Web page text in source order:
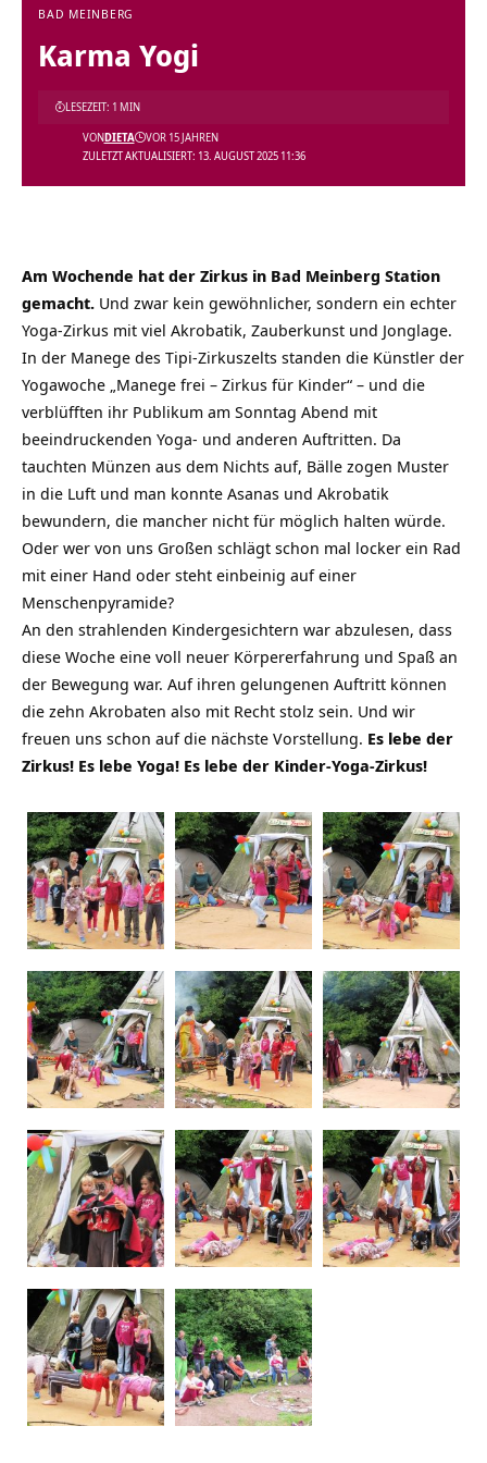
BAD MEINBERG
Karma Yogi
ZULETZT AKTUALISIERT: 13. AUGUST 2025 11:36
VONDIETA VOR 15 JAHREN
LESEZEIT: 1 MIN
Am Wochende hat der Zirkus in Bad Meinberg Station
gemacht. Und zwar kein gewöhnlicher, sondern ein echter
Yoga-Zirkus mit viel Akrobatik, Zauberkunst und Jonglage.
In der Manege des Tipi-Zirkuszelts standen die Künstler der
Yogawoche „Manege frei – Zirkus für Kinder“ – und die
verblüfften ihr Publikum am Sonntag Abend mit
beeindruckenden Yoga- und anderen Auftritten. Da
tauchten Münzen aus dem Nichts auf, Bälle zogen Muster
in die Luft und man konnte Asanas und Akrobatik
bewundern, die mancher nicht für möglich halten würde.
Oder wer von uns Großen schlägt schon mal locker ein Rad
mit einer Hand oder steht einbeinig auf einer
Menschenpyramide?
An den strahlenden Kindergesichtern war abzulesen, dass
diese Woche eine voll neuer Körpererfahrung und Spaß an
der Bewegung war. Auf ihren gelungenen Auftritt können
die zehn Akrobaten also mit Recht stolz sein. Und wir
freuen uns schon auf die nächste Vorstellung. Es lebe der
Zirkus! Es lebe Yoga! Es lebe der Kinder-Yoga-Zirkus!